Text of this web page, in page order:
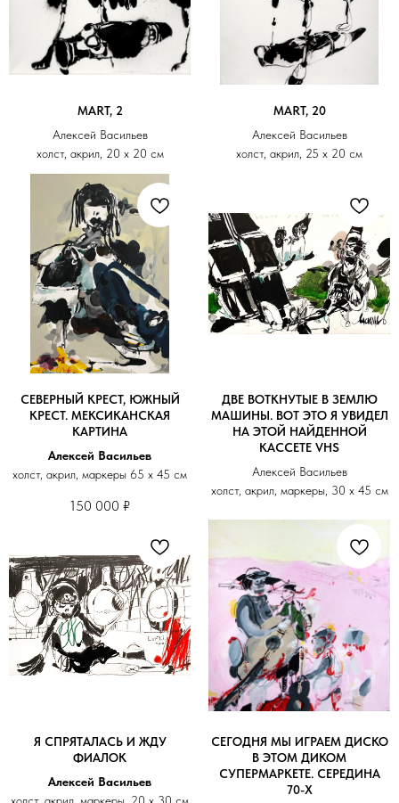
MART, 2
Алексей Васильев
холст, акрил, 20 х 20 см
MART, 20
Алексей Васильев
холст, акрил, 25 х 20 см
СЕВЕРНЫЙ КРЕСТ, ЮЖНЫЙ
КРЕСТ. МЕКСИКАНСКАЯ
КАРТИНА
Алексей Васильев
холст, акрил, маркеры 65 х 45 см
150 000 ₽
ДВЕ ВОТКНУТЫЕ В ЗЕМЛЮ
МАШИНЫ. ВОТ ЭТО Я УВИДЕЛ
НА ЭТОЙ НАЙДЕННОЙ
КАССЕТЕ VHS
Алексей Васильев
холст, акрил, маркеры, 30 х 45 см
Я СПРЯТАЛАСЬ И ЖДУ
ФИАЛОК
Алексей Васильев
холст, акрил, маркеры, 20 х 30 см
СЕГОДНЯ МЫ ИГРАЕМ ДИСКО
В ЭТОМ ДИКОМ
СУПЕРМАРКЕТЕ. СЕРЕДИНА
70-Х